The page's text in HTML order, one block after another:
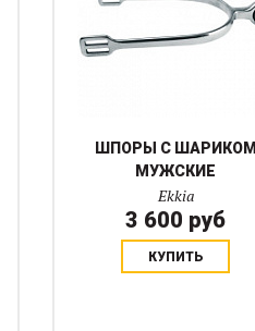
ШПОРЫ С ШАРИКОМ
МУЖСКИЕ
Ekkia
3 600 руб
КУПИТЬ